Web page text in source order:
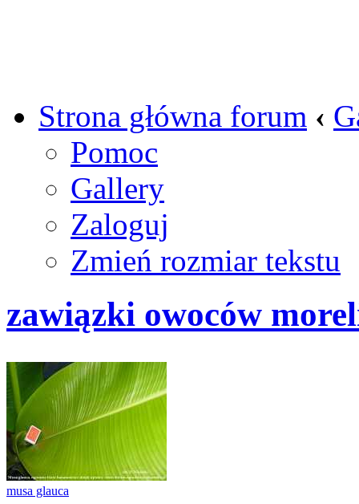
Strona główna forum ‹
Pomoc
Gallery
Zaloguj
Zmień rozmiar tekstu
zawiązki owoców
musa glauca